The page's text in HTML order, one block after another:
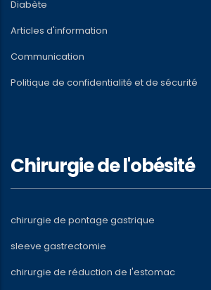
Diabète
Articles d'information
Communication
Politique de confidentialité et de sécurité
Chirurgie de l'obésité
chirurgie de pontage gastrique
sleeve gastrectomie
chirurgie de réduction de l'estomac